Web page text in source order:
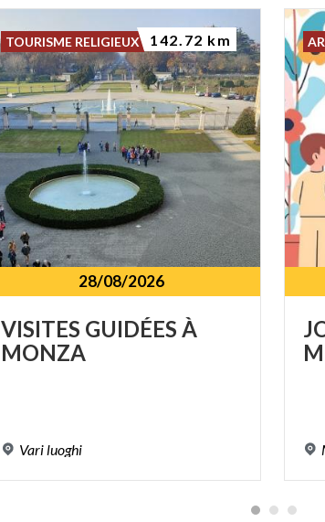
28/08/2026
VISITES GUIDÉES À
MONZA
Variluoghi
TOURISME RELIGIEUX 142.72 km